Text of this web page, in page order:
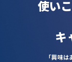
使い
キ
「興味